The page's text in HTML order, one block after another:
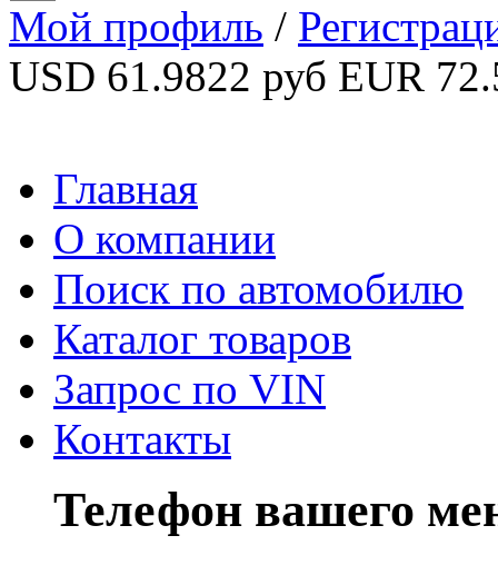
Мой профиль /
USD 61.9822 руб EUR
Главная
О компании
Поиск по автомобилю
Каталог товаров
Запрос по VIN
Контакты
Телефон вашего